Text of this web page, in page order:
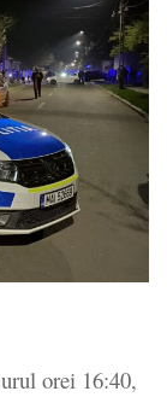
orei 16:40,